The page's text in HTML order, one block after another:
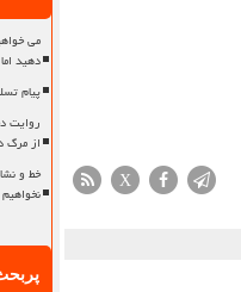
X
می
دهید
پیام
روایت
از مرگ
خط و